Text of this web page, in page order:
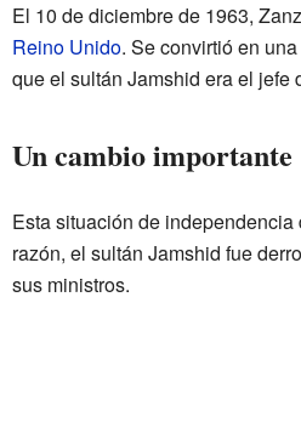
El 10 de diciembre de 1963,
Reino Unido. Se convirtió en una
que el sultán Jamshid era el jefe
Un cambio importante
Esta situación de
razón, el sultán Jamshid fue
sus ministros.